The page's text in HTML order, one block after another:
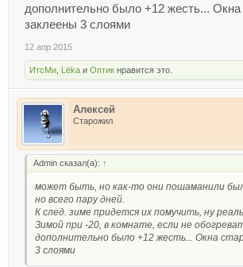
дополнительно было +12 жесть...
заклеены 3 слоями
12 апр 2015
ИтсМи Lёka и Оптик нравится это.
Алексей
Старожил
Admin сказал(а): ↑
может быть, но как-то они пошаманили
но всего пару дней.
К след. зиме придется их помучить, ну
Зимой при -20, в комнате, если не
дополнительно было +12 жесть... Окна
3 слоями